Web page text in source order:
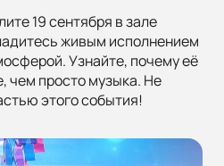
19 сентября в зале
живым исполнением
Узнайте, почему её
чем просто музыка. Не
этого события!